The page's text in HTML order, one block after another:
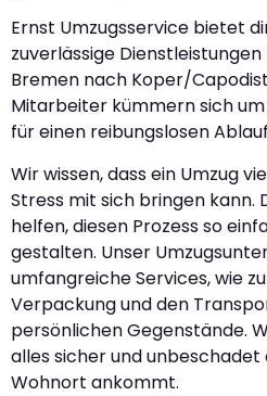
Ernst Umzugsservice bietet
zuverlässige
Bremen nach Koper/
Mitarbeiter kümmern sich
für einen reibungslosen
Wir wissen, dass ein Umzug
Stress mit sich bringen kann.
helfen, diesen Prozess so
gestalten. Unser
umfangreiche Services, wie
Verpackung und den
persönlichen Gegenstände.
alles sicher und unbeschadet
Wohnort ankommt.